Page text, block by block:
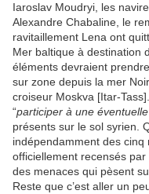
Iaroslav Moudryi, les
Alexandre Chabaline, le
ravitaillement Lena ont
Mer baltique à destination
éléments devraient
sur zone depuis la mer
croiseur Moskva [Itar-
“participer à une
présents sur le sol syrien.
indépendamment des
officiellement recensés
des menaces qui pèsent
Reste que c’est aller un